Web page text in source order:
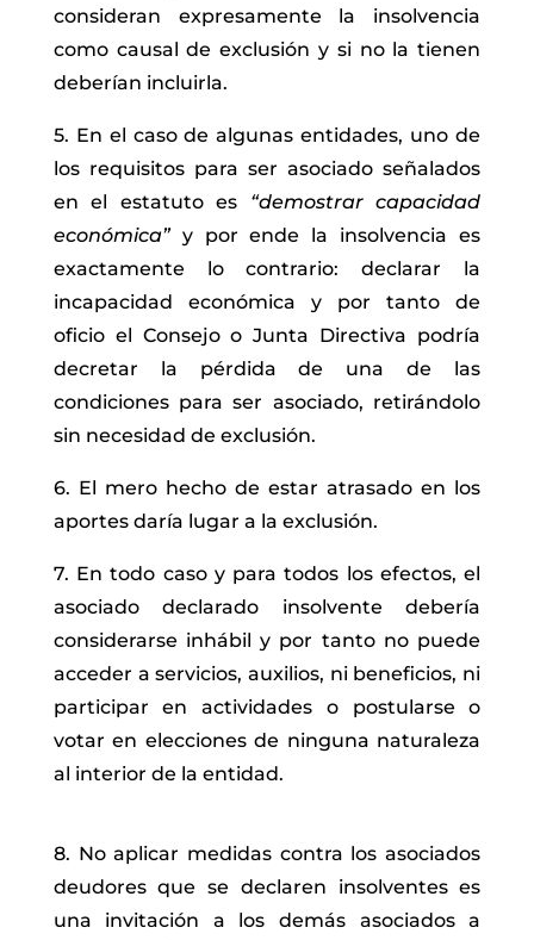
consideran expresamente la insolvencia
como causal de exclusión y si no la tienen
deberían incluirla.
5. En el caso de algunas entidades, uno de
los requisitos para ser asociado señalados
en el estatuto es “demostrar capacidad
económica”y por ende la insolvencia es
exactamente lo contrario: declarar la
incapacidad económica y por tanto de
oficio el Consejo o Junta Directiva podría
decretar la pérdida de una de las
condiciones para ser asociado, retirándolo
sin necesidad de exclusión.
6. El mero hecho de estar atrasado en los
aportes daría lugar a la exclusión.
7. En todo caso y para todos los efectos, el
asociado declarado insolvente debería
considerarse inhábil y por tanto no puede
acceder a servicios, auxilios, ni beneficios, ni
participar en actividades o postularse o
votar en elecciones de ninguna naturaleza
al interior de la entidad.
8. No aplicar medidas contra los asociados
deudores que se declaren insolventes es
una invitación a los demás asociados a